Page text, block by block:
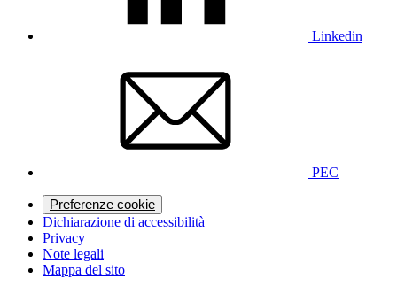
Linkedin
PEC
Preferenze cookie
Dichiarazione di accessibilità
Privacy
Note legali
Mappa del sito